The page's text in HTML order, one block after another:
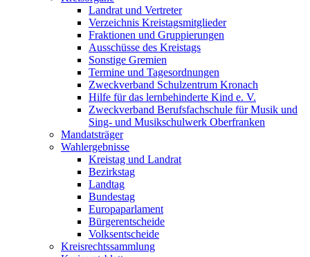
Landrat und Vertreter
Verzeichnis Kreistagsmitglieder
Fraktionen und Gruppierungen
Ausschüsse des Kreistags
Sonstige Gremien
Termine und Tagesordnungen
Zweckverband Schulzentrum Kronach
Hilfe für das lernbehinderte Kind e. V.
Zweckverband Berufsfachschule für Musik und
Sing- und Musikschulwerk Oberfranken
Mandatsträger
Wahlergebnisse
Kreistag und Landrat
Bezirkstag
Landtag
Bundestag
Europaparlament
Bürgerentscheide
Volksentscheide
Kreisrechtssammlung